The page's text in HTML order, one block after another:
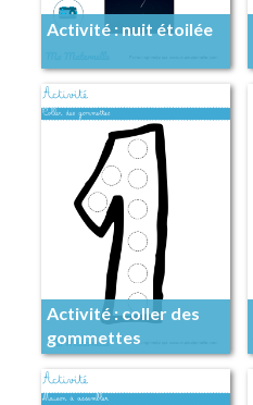
Activité : nuit étoilée
Activité : coller des
gommettes